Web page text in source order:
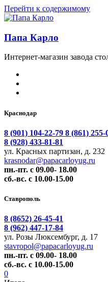
Перейти к содержимому
Папа Карло
Интернет-магазин завода
Краснодар
8 (901) 104-22-79 8 (861) 255-
8 (928) 433-81-81
ул. Красных партизан, д. 232
krasnodar@papacarloyug.ru
пн.-пт. с 09.00- 18.00
сб.-вс. с 10.00-15.00
Ставрополь
8 (8652) 26-45-41
8 (962) 447-17-84
ул. Розы Люксембург, д. 17
stavropol@papacarloyug.ru
пн.-пт. с 09.00- 18.00
сб.-вс. с 10.00-15.00
0